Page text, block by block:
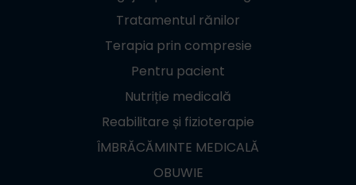
Tratamentul rănilor
Terapia prin compresie
Pentru pacient
Nutriție medicală
Reabilitare și fizioterapie
ÎMBRĂCĂMINTE MEDICALĂ
OBUWIE